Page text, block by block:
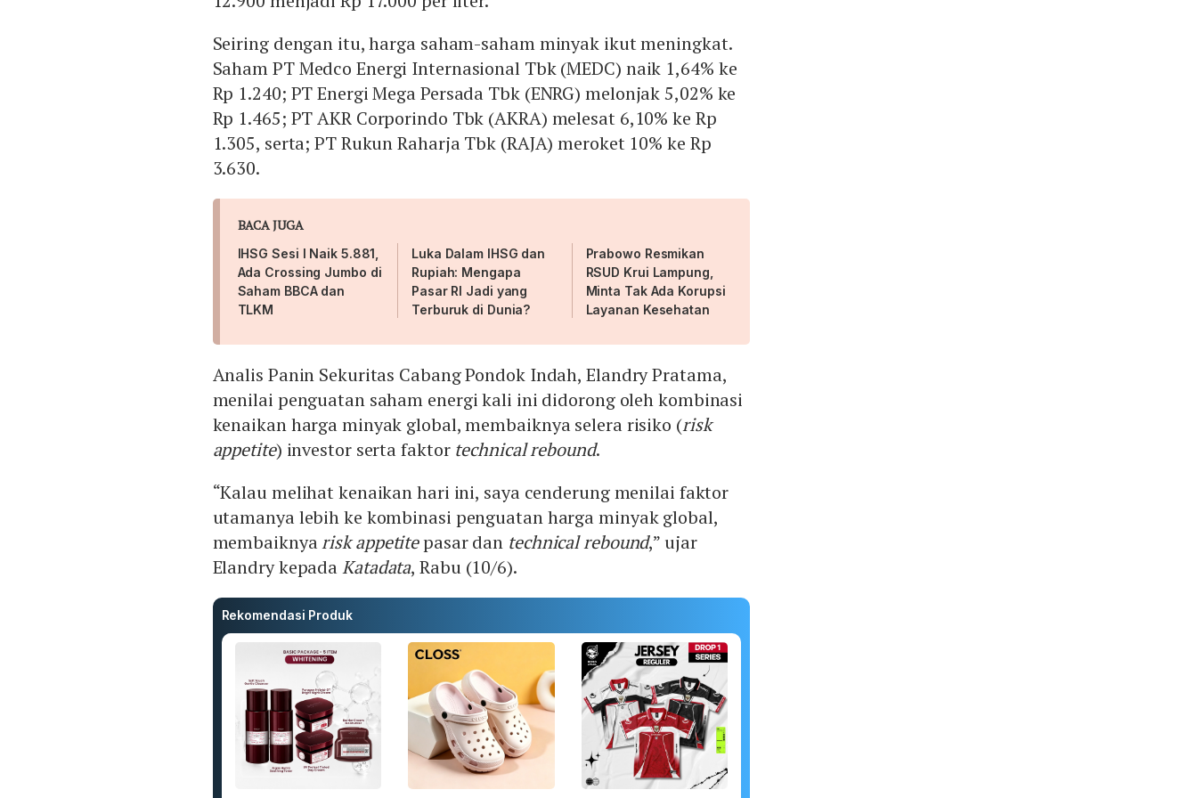
Seiring dengan itu, harga saham-saham minyak ikut meningkat.
Saham PT Medco Energi Internasional Tbk (MEDC) naik 1,64% ke
Rp 1.240; PT Energi Mega Persada Tbk (ENRG) melonjak 5,02% ke
Rp 1.465; PT AKR Corporindo Tbk (AKRA) melesat 6,10% ke Rp
1.305, serta; PT Rukun Raharja Tbk (RAJA) meroket 10% ke Rp
3.630.
BACA JUGA
IHSG Sesi I Naik 5.881,
Ada Crossing Jumbo di
Saham BBCA dan
TLKM
Luka Dalam IHSG dan
Rupiah: Mengapa
Pasar RI Jadi yang
Terburuk di Dunia?
Prabowo Resmikan
RSUD Krui Lampung,
Minta Tak Ada Korupsi
Layanan Kesehatan
Analis Panin Sekuritas Cabang Pondok Indah, Elandry Pratama,
menilai penguatan saham energi kali ini didorong oleh kombinasi
kenaikan harga minyak global, membaiknya selera risiko (risk
appetite) investor serta faktor technical rebound.
“Kalau melihat kenaikan hari ini, saya cenderung menilai faktor
utamanya lebih ke kombinasi penguatan harga minyak global,
membaiknyarisk appetitepasar dan technical rebound,” ujar
Elandry kepadaKatadata, Rabu (10/6).
Rekomendasi Produk